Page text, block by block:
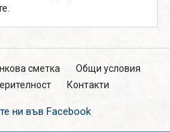
сметка
Общи условия
Контакти
ни във Facebook